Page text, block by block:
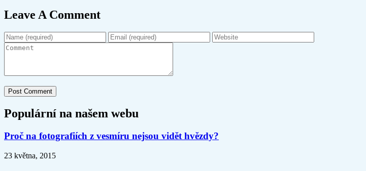
Leave A Comment
Populární na našem webu
Proč na fotografiích z vesmíru nejsou vidět hvězdy?
23 května, 2015